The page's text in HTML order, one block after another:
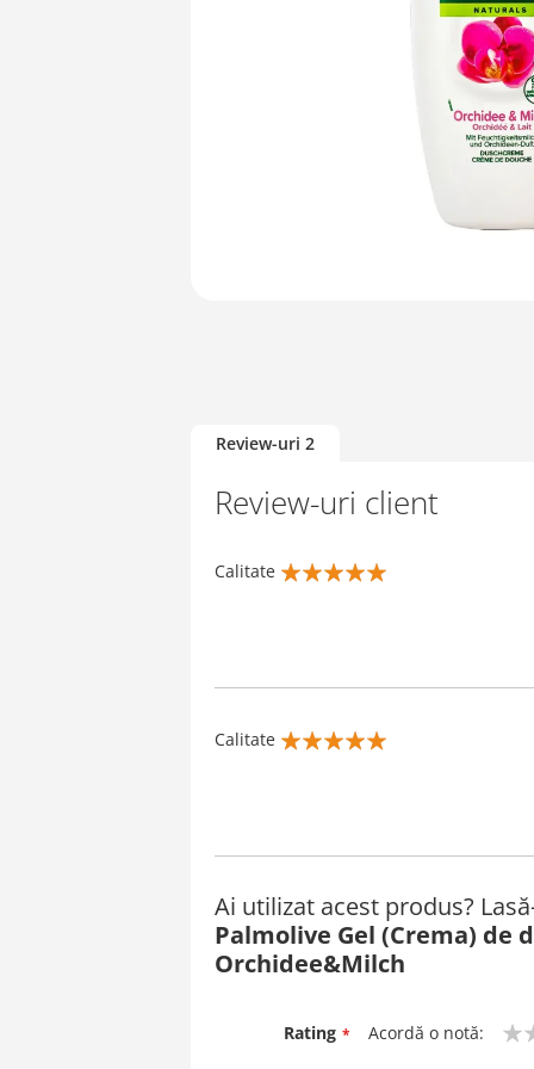
images
Review-uri 2
Review-uri client
Calitate
Calitate
Ai utilizat acest produs?
Palmolive Gel (Crema) de
Orchidee&Milch
Rating
Acordă o notă: